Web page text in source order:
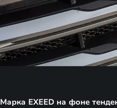
Марка EXEED на фоне